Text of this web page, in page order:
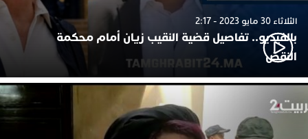
الثلاثاء 30 مايو 2023 - 2:17
بالفيديو.. تفاصيل قضية النقيب زيان أمام محكمة
النقض